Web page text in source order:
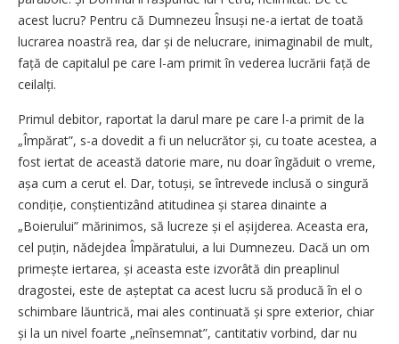
acest lucru? Pentru că Dumnezeu Însuși ne-a iertat de toată
lucrarea noastră rea, dar și de nelucrare, inimaginabil de mult,
față de capitalul pe care l-am primit în vederea lucrării față de
ceilalți.
Primul debitor, raportat la darul mare pe care l-a primit de la
„Împărat”, s-a dovedit a fi un nelucrător și, cu toate acestea, a
fost iertat de această datorie mare, nu doar îngăduit o vreme,
așa cum a cerut el. Dar, totuși, se întrevede inclusă o singură
condiție, conștientizând atitudinea și starea dinainte a
„Boierului” mărinimos, să lucreze și el așijderea. Aceasta era,
cel puțin, nădejdea Împăratului, a lui Dumnezeu. Dacă un om
primește iertarea, și aceasta este izvorâtă din preaplinul
dragostei, este de așteptat ca acest lucru să producă în el o
schimbare lăuntrică, mai ales continuată și spre exterior, chiar
și la un nivel foarte „neînsemnat”, cantitativ vorbind, dar nu